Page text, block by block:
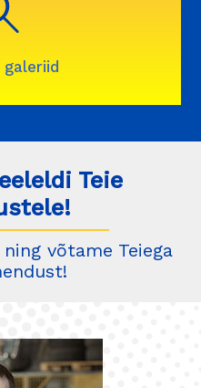
galeriid
Teie
võtame Teiega